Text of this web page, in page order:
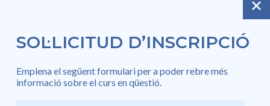
SOL·LICITUD D’INSCRIPCIÓ
Emplena el següent formulari per a poder rebre més
informació sobre el curs en qüestió.